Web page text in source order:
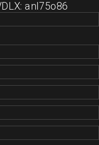
anl75o86